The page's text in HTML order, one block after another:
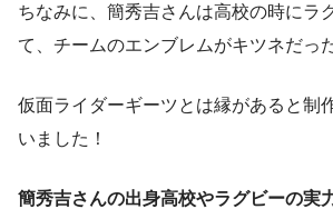
ちなみに、簡秀吉さんは高校の時にラ
て、チームのエンブレムがキツネだっ
仮面ライダーギーツとは縁があると制
いました！
簡秀吉さんの出身高校やラグビーの実